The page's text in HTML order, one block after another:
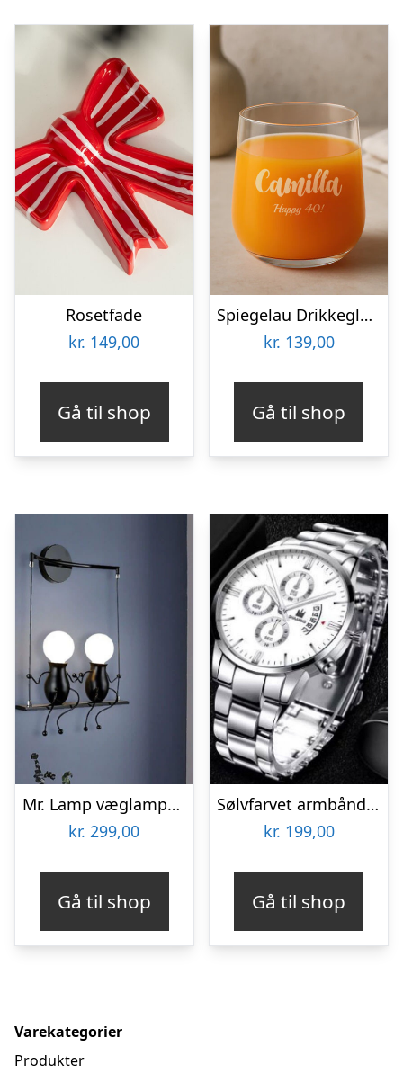
Rosetfade
kr. 149,00
Gå til shop
Spiegelau Drikkeglas med Gravering – Egen Tekst
kr. 139,00
Gå til shop
Mr. Lamp væglampe – to på en gynge
kr. 299,00
Gå til shop
Sølvfarvet armbåndsur
kr. 199,00
Gå til shop
Varekategorier
Produkter